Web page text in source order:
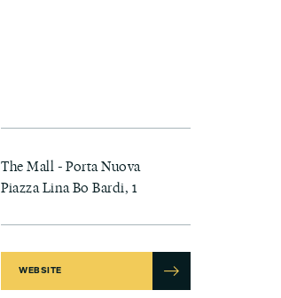
The Mall - Porta Nuova
Piazza Lina Bo Bardi, 1
WEBSITE